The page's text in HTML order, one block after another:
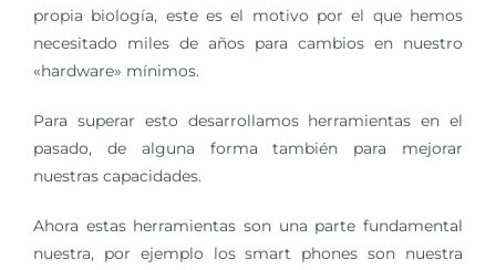
propia biología, este es el motivo por el que hemos
necesitado miles de años para cambios en nuestro
«hardware» mínimos.
Para superar esto desarrollamos herramientas en el
pasado, de alguna forma también para mejorar
nuestras capacidades.
Ahora estas herramientas son una parte fundamental
nuestra, por ejemplo los smart phones son nuestra